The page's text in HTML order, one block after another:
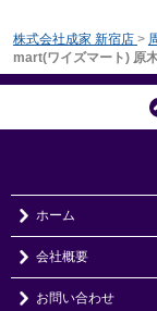
株式会社成家 新宿店 >
mart(ワイズマート) 原
ホーム
会社概要
お問い合わせ